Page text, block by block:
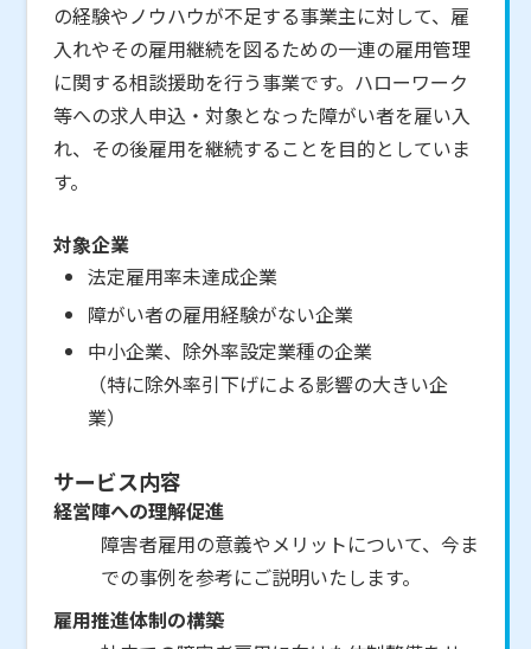
の経験やノウハウが不足する事業主に対して、雇
入れやその雇用継続を図るための一連の雇用管理
に関する相談援助を行う事業です。ハローワーク
等への求人申込・対象となった障がい者を雇い入
れ、その後雇用を継続することを目的としていま
す。
対象企業
法定雇用率未達成企業
障がい者の雇用経験がない企業
中小企業、除外率設定業種の企業
（特に除外率引下げによる影響の大きい企
業）
サービス内容
経営陣への理解促進
障害者雇用の意義やメリットについて、今ま
での事例を参考にご説明いたします。
雇用推進体制の構築